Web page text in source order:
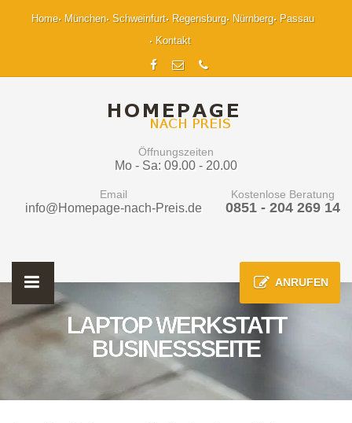
Home München Schweinfurt Regensburg Nürnberg
Passau
Kontakt
Öffnungszeiten
Mo - Sa: 09.00 - 20.00
Email
info@Homepage-nach-Preis.de
Kostenlose Beratung
0851 - 204 269 14
ANRUFEN
LAPTOP WERKSTATT
BUSINESSSEITE